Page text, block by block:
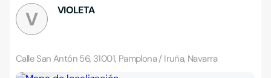
V VIOLETA
Calle San Antón 56, 31001, Pamplona / Iruña, Navarra